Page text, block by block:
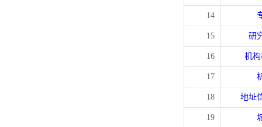
14
15 研
16 机
17
18 地址
19